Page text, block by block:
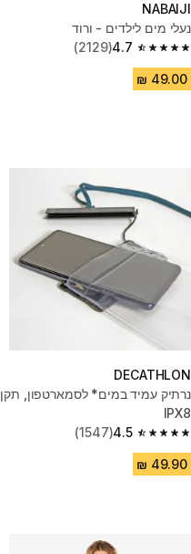
NABAIJI
נעלי מים לילדים - ורוד
4.7
4.7 out of 5 stars from 2129 reviews
(2129)
DECATHLON
נרתיק עמיד במים* לסמארטפון, תקן
IPX8
4.5
4.5 out of 5 stars from 1547 reviews
(1547)